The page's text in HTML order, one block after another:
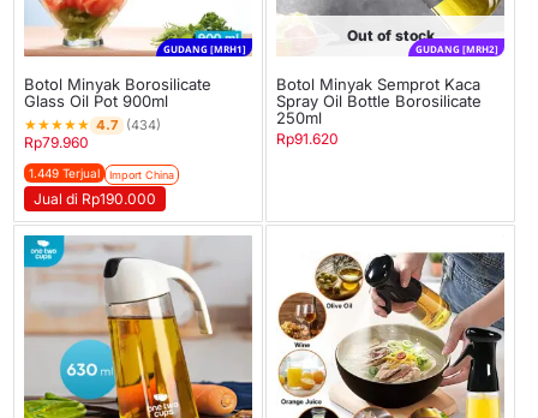
GUDANG [MRH1]
Botol Minyak Borosilicate
Glass Oil Pot 900ml
★★★★★ 4.7 (434)
Rp79.960
1.449 Terjual Import China
Jual di Rp190.000
Out of stock
GUDANG [MRH2]
Botol Minyak Semprot Kaca
Spray Oil Bottle Borosilicate
250ml
Rp91.620